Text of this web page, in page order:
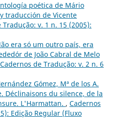
poética de Mário
traducción de Vicente
Tradução: v. 1 n. 15 (2005):
era só um outro país, era
de João Cabral de Melo
Cadernos de Tradução: v. 2 n. 6
Gómez, Mª de los A.
Déclinaisons du silence, de la
L'Harmattan. , Cadernos
Edição Regular (Fluxo